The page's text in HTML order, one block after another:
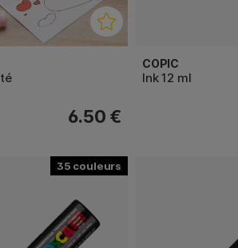
6.50 €
COPIC
Ink 12 ml
35